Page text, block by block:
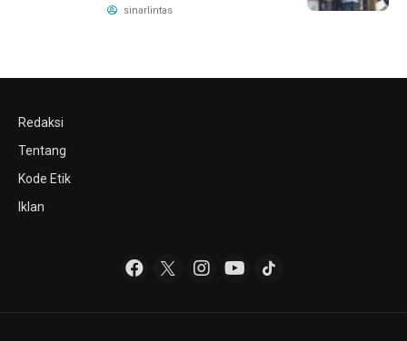
Bergeser Jadi
sinarlintas
Redaksi
Tentang
Kode Etik
Iklan